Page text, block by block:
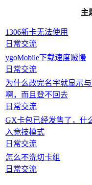
主
1306新卡无法使用
日常交流
ygoMobile下载速度贼慢
日常交流
为什么改完名字就显示
啊，而且登不回去
日常交流
GX卡包已经发售了，什
入竞技模式
日常交流
怎么不洗切卡组
日常交流